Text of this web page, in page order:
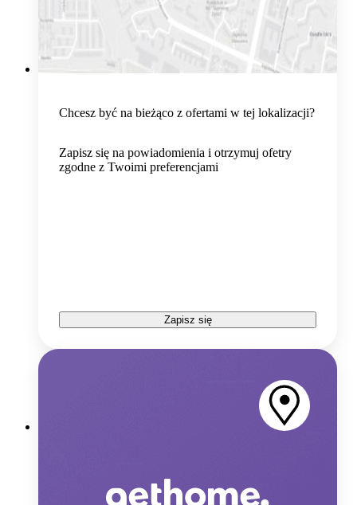
Chcesz być na bieżąco z ofertami w tej lokalizacji?
Zapisz się na powiadomienia i otrzymuj ofetry
zgodne z Twoimi preferencjami
Zapisz się